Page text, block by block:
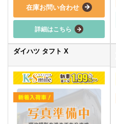
在庫お問い合わせ
詳細はこちら
ダイハツ タフト X